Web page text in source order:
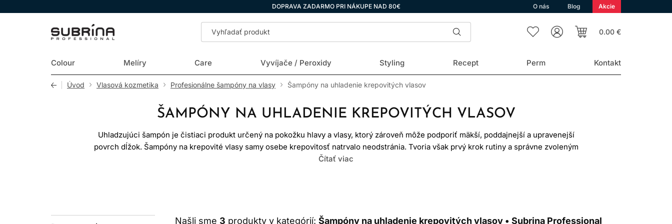
DOPRAVA ZADARMO PRI NÁKUPE NAD 80€ O nás Blog Akcie
LOMAX 0.00 €
Colour Melíry Care Vyvíjače / Peroxidy Styling Recept Perm Kontakt
Úvod Vlasová kozmetika Profesionálne šampóny na vlasy Šampóny na uhladenie krepovitých vlasov
ŠAMPÓNY NA UHLADENIE KREPOVITÝCH VLASOV
Uhladzujúci šampón je čistiaci produkt určený na pokožku hlavy a vlasy, ktorý zároveň môže podporiť mäkší, poddajnejší a upravenejší
povrch dĺžok. Šampóny na krepovité vlasy samy osebe krepovitosť natrvalo neodstránia. Tvoria však prvý krok rutiny a správne zvoleným
čistením môžu obmedziť zbytočnú drsnosť, zamotávanie a vysušujúci pocit.
množstvo vody v okolí menia ich tvar a smer. Šampón na zničené vlasy preto nemusí byť automaticky správnou voľbou pre každého. Najprv
Čítať viac
Našli sme 3 produkty v kategórií: Šampóny na uhladenie krepovitých vlasov • Subrina Professional